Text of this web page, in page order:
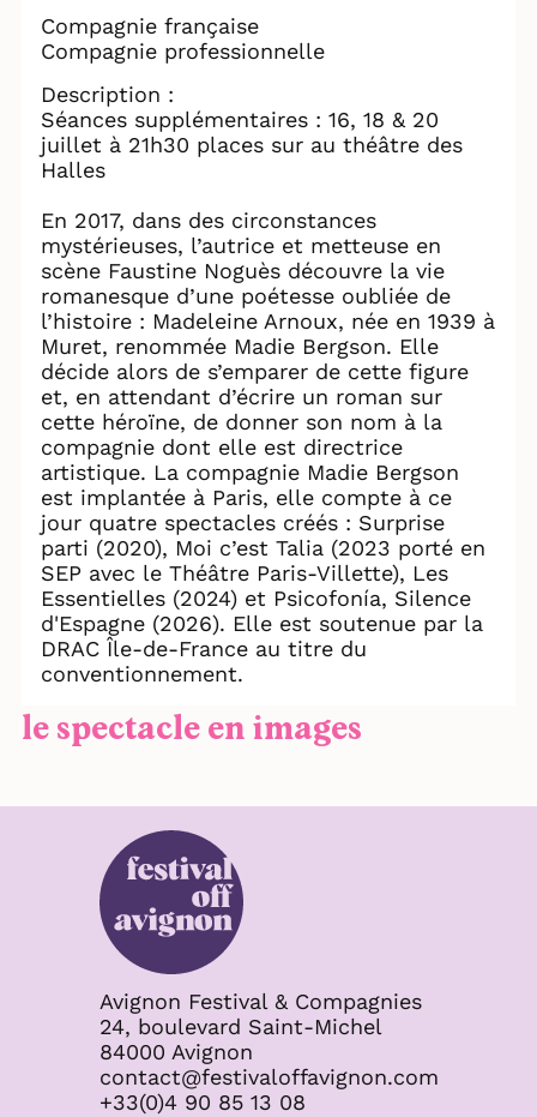
Compagnie française
Compagnie professionnelle
Description :
Séances supplémentaires : 16, 18 & 20
juillet à 21h30 places sur au théâtre des
Halles
En 2017, dans des circonstances
mystérieuses, l’autrice et metteuse en
scène Faustine Noguès découvre la vie
romanesque d’une poétesse oubliée de
l’histoire : Madeleine Arnoux, née en 1939 à
Muret, renommée Madie Bergson. Elle
décide alors de s’emparer de cette figure
et, en attendant d’écrire un roman sur
cette héroïne, de donner son nom à la
compagnie dont elle est directrice
artistique. La compagnie Madie Bergson
est implantée à Paris, elle compte à ce
jour quatre spectacles créés : Surprise
parti (2020), Moi c’est Talia (2023 porté en
SEP avec le Théâtre Paris-Villette), Les
Essentielles (2024) et Psicofonía, Silence
d'Espagne (2026). Elle est soutenue par la
DRAC Île-de-France au titre du
conventionnement.
le spectacle en images
Avignon Festival & Compagnies
24, boulevard Saint-Michel
84000 Avignon
contact@festivaloffavignon.com
+33(0)4 90 85 13 08